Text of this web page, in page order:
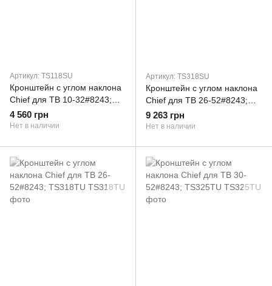
Артикул: TS118SU
Кронштейн с углом наклона
Chief для ТВ 10-32#8243;
TS118SU
4 560 грн
Нет в наличии
Артикул: TS318SU
Кронштейн с углом наклона
Chief для ТВ 26-52#8243;
TS318SU
9 263 грн
Нет в наличии